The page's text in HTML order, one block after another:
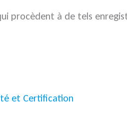
procèdent à de tels
et Certification